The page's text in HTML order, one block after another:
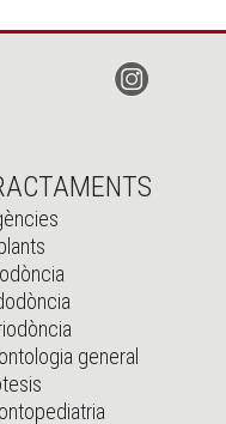
general